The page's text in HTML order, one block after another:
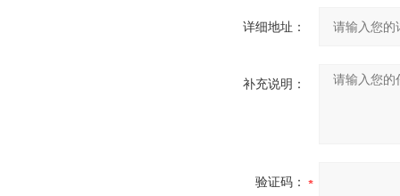
详细地址：
补充说明：
验证码：